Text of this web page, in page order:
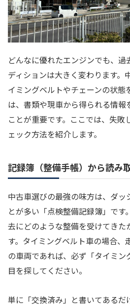
どんなに優れたエンジンでも、
ディションは大きく変わります。
イミングベルトやチェーンの状態
は、書類や現車から得られる情
ことが重要です。ここでは、失敗
ェック方法を紹介します。
記録簿（整備手帳）から読み
中古車選びの最強の味方は、ダッ
とが多い「点検整備記録簿」です
去にどのような整備を受けてきた
す。タイミングベルト車の場合、
の車両であれば、必ず「タイミ
目を探してください。
単に「交換済み」と書いてあるだ